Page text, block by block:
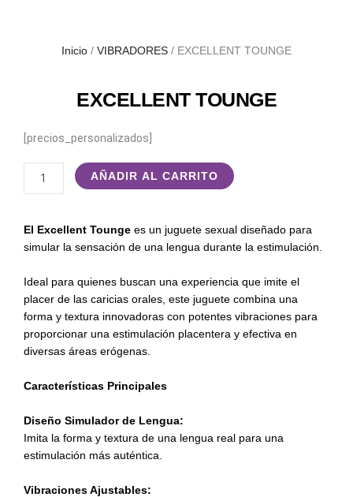
Inicio / VIBRADORES / EXCELLENT TOUNGE
EXCELLENT TOUNGE
[precios_personalizados]
EXCELLENT
AÑADIR AL CARRITO
El Excellent Tounge es un juguete sexual diseñado para
simular la sensación de una lengua durante la estimulación.
Ideal para quienes buscan una experiencia que imite el
placer de las caricias orales, este juguete combina una
forma y textura innovadoras con potentes vibraciones para
proporcionar una estimulación placentera y efectiva en
diversas áreas erógenas.
Características Principales
Diseño Simulador de Lengua:
Imita la forma y textura de una lengua real para una
estimulación más auténtica.
Vibraciones Ajustables: